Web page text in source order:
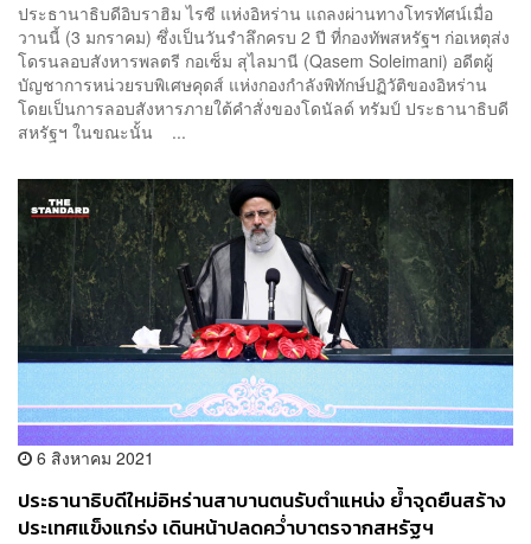
ประธานาธิบดีอิบราฮิม ไรซี แห่งอิหร่าน แถลงผ่านทางโทรทัศน์เมื่อ
วานนี้ (3 มกราคม) ซึ่งเป็นวันรำลึกครบ 2 ปี ที่กองทัพสหรัฐฯ ก่อเหตุส่ง
โดรนลอบสังหารพลตรี กอเซ็ม สุไลมานี (Qasem Soleimani) อดีตผู้
บัญชาการหน่วยรบพิเศษคุดส์ แห่งกองกำลังพิทักษ์ปฏิวัติของอิหร่าน
โดยเป็นการลอบสังหารภายใต้คำสั่งของโดนัลด์ ทรัมป์ ประธานาธิบดี
สหรัฐฯ ในขณะนั้น ...
6 สิงหาคม 2021
ประธานาธิบดีใหม่อิหร่านสาบานตนรับตำแหน่ง ย้ำจุดยืนสร้าง
ประเทศแข็งแกร่ง เดินหน้าปลดคว่ำบาตรจากสหรัฐฯ